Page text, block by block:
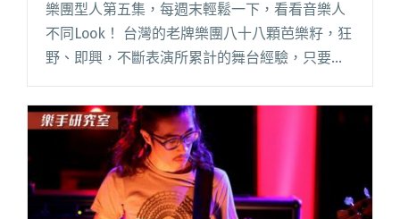
樂團型人第五集，每週末輕鬆一下，看看音樂人
不同Look！ 台灣的老牌樂團八十八顆芭樂籽，狂
野、即興，不斷表演所累計的舞台經驗，只要親
臨現場觀看演出，絕對能感受到那股震撼。本週
介紹八十八顆芭樂籽貝斯手-冠伶，平常看起來個
性溫溫的冠伶，其實嗆辣閱讀全文 "俏皮與性感
兼具的雙面女郎 — 八十八顆芭樂籽貝斯手冠伶"